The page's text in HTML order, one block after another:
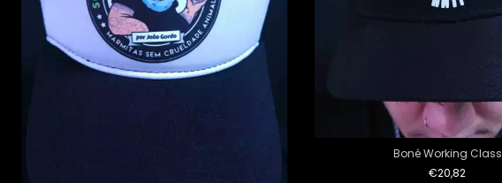
Boné Working Class
€20,82